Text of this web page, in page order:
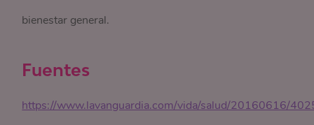
bienestar general.
Fuentes
https://www.lavanguardia.com/vida/salud/20160616/